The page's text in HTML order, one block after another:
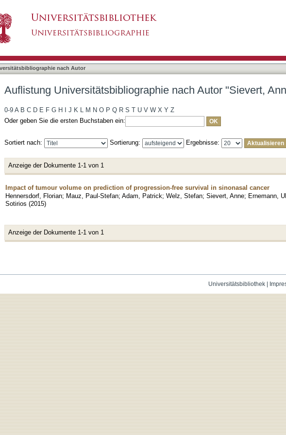
nach Autor
Auflistung Universitätsbibliographie nach Autor "Sievert,
0-9 A B C D E F G H J K L M N O P Q R S T U V W X Y Z
Oder geben Sie die ersten Buchstaben ein:
Sortiert nach: Sortierung: Ergebnisse:
Anzeige der Dokumente 1-1 von 1
Impact of tumour volume on prediction of progression-free survival in sinonasal cancer
Hennersdorf, Florian; Mauz, Paul-Stefan; Adam, Patrick; Welz, Stefan; Sievert, Anne; Ernemann,
Sotirios (2015)
Anzeige der Dokumente 1-1 von 1
Universitätsbibliothek|